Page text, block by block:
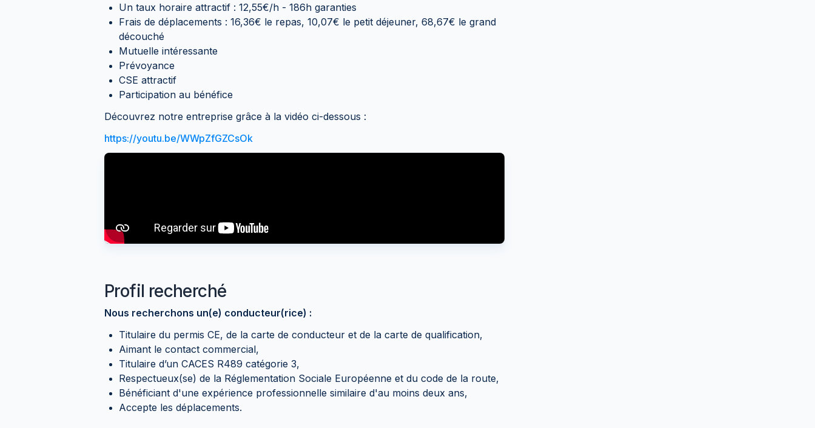
Un taux horaire attractif : 12,55€/h - 186h garanties
Frais de déplacements : 16,36€ le repas, 10,07€ le petit déjeuner, 68,67€ le grand
découché
Mutuelle intéressante
Prévoyance
CSE attractif
Participation au bénéfice
Découvrez notre entreprise grâce à la vidéo ci-dessous :
https://youtu.be/WWpZfGZCsOk
Profil recherché
Nous recherchons un(e) conducteur(rice) :
Titulaire du permis CE, de la carte de conducteur et de la carte de qualification,
Aimant le contact commercial,
Titulaire d’un CACES R489 catégorie 3,
Respectueux(se) de la Réglementation Sociale Européenne et du code de la route,
Bénéficiant d'une expérience professionnelle similaire d'au moins deux ans,
Accepte les déplacements.